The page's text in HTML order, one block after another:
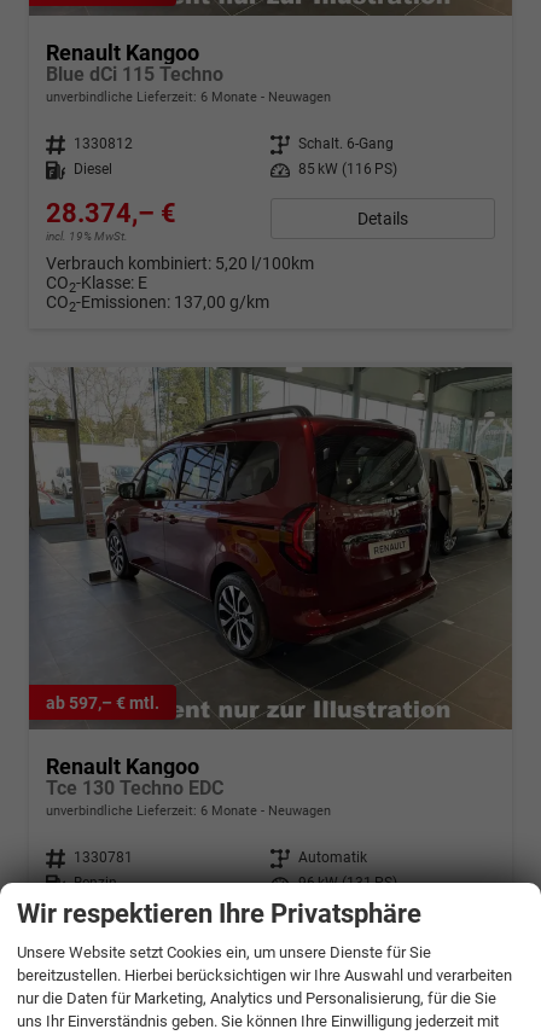
Renault Kangoo
Blue dCi 115 Techno
unverbindliche Lieferzeit: 6 Monate Neuwagen
Fahrzeugnr. 1330812 Getriebe Schalt. 6-Gang
Kraftstoff
Diesel Leistung 85 kW (116 PS)
28.374,– €
incl. 19% MwSt.
Details
Verbrauch kombiniert: 5,20 l/100km
CO2-Klasse: E
CO2-Emissionen: 137,00 g/km
ab 597,– € mtl.
Renault Kangoo
Tce 130 Techno EDC
unverbindliche Lieferzeit: 6 Monate Neuwagen
Fahrzeugnr. 1330781 Getriebe Automatik
Kraftstoff Benzin Leistung 96 kW (131 PS)
30.154,– €
incl. 19% MwSt.
Details
Verbrauch kombiniert:6,80 l/100km
CO2-Klasse: E
CO 2-Emissionen:155,00 g/km
Wir respektieren Ihre Privatsphäre
Unsere Website setzt Cookies ein, um unsere Dienste für Sie
bereitzustellen. Hierbei berücksichtigen wir Ihre Auswahl und verarbeiten
nur die Daten für Marketing, Analytics und Personalisierung, für die Sie
uns Ihr Einverständnis geben. Sie können Ihre Einwilligung jederzeit mit